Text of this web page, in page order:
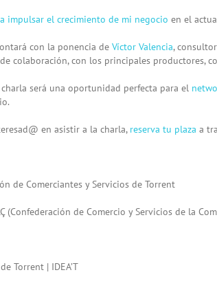
impulsar el crecimiento de mi negocio en el
con la ponencia de Víctor Valencia,
colaboración, con los principales productores,
charla será una oportunidad perfecta para el
en asistir a la charla, reserva tu plaza a
de Comerciantes y Servicios de Torrent
(Confederación de Comercio y Servicios de la
Torrent | IDEA’T